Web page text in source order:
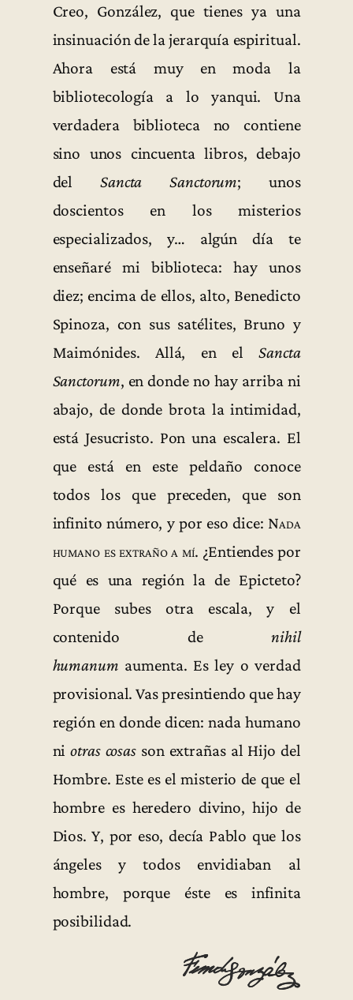
Creo, González, que tienes ya una
insinuación de la jerarquía espiritual.
Ahora está muy en moda la
bibliotecología a lo yanqui. Una
verdadera biblioteca no contiene
sino unos cincuenta libros, debajo
del Sancta Sanctorum; unos
doscientos en los misterios
especializados, y… algún día te
enseñaré mi biblioteca: hay unos
diez; encima de ellos, alto, Benedicto
Spinoza, con sus satélites, Bruno y
Maimónides. Allá, en elSancta
Sanctorum, en donde no hay arriba ni
abajo, de donde brota la intimidad,
está Jesucristo. Pon una escalera. El
que está en este peldaño conoce
todos los que preceden, que son
infinito número, y por eso dice: Nada
humano es extraño a mí. ¿Entiendes por
qué es una región la de Epicteto?
Porque subes otra escala, y el
contenido de nihil
humanum aumenta. Es ley o verdad
provisional. Vas presintiendo que hay
región en donde dicen: nada humano
niotras cosas son extrañas al Hijo del
Hombre. Este es el misterio de que el
hombre es heredero divino, hijo de
Dios. Y, por eso, decía Pablo que los
ángeles y todos envidiaban al
hombre, porque éste es infinita
posibilidad.